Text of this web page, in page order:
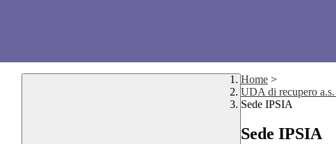
Home >
UDA di recupero
Sede IPSIA
Sede IPSIA